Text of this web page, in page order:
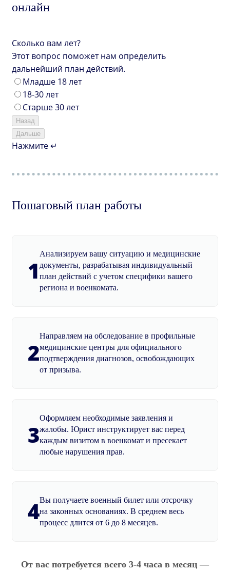
онлайн
Сколько вам лет?
Этот вопрос поможет нам определить
дальнейший план действий.
Младше 18 лет
18-30 лет
Старше 30 лет
Назад
Дальше
Нажмите ↵
Пошаговый план работы
1
Анализируем вашу ситуацию и медицинские
документы, разрабатывая индивидуальный
план действий с учетом специфики вашего
региона и военкомата.
2
Направляем на обследование в профильные
медицинские центры для официального
подтверждения диагнозов, освобождающих
от призыва.
3
Оформляем необходимые заявления и
жалобы. Юрист инструктирует вас перед
каждым визитом в военкомат и пресекает
любые нарушения прав.
4Вы получаете военный билет или отсрочку
на законных основаниях. В среднем весь
процесс длится от 6 до 8 месяцев.
От вас потребуется всего 3-4 часа в месяц —